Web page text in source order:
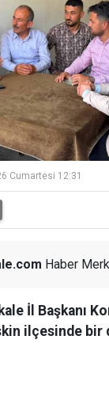
Cumartesi 12:31
Haber
İl Başkanı
ilçesinde bir